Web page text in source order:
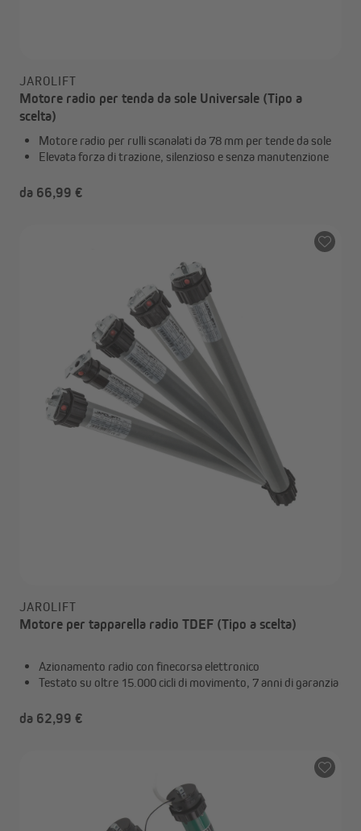
JAROLIFT
Motore radio per tenda da sole Universale (Tipo a
scelta)
Motore radio per rulli scanalati da 78 mm per tende da sole
Elevata forza di trazione, silenzioso e senza manutenzione
da 66,99 €
JAROLIFT
Motore per tapparella radio TDEF (Tipo a scelta)
Azionamento radio con finecorsa elettronico
Testato su oltre 15.000 cicli di movimento, 7 anni di garanzia
da 62,99 €